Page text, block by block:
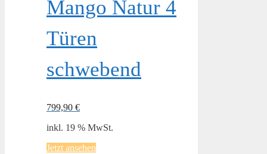
Mango Natur 4
Türen
schwebend
799,90 €
inkl. 19 % MwSt.
Jetzt ansehen